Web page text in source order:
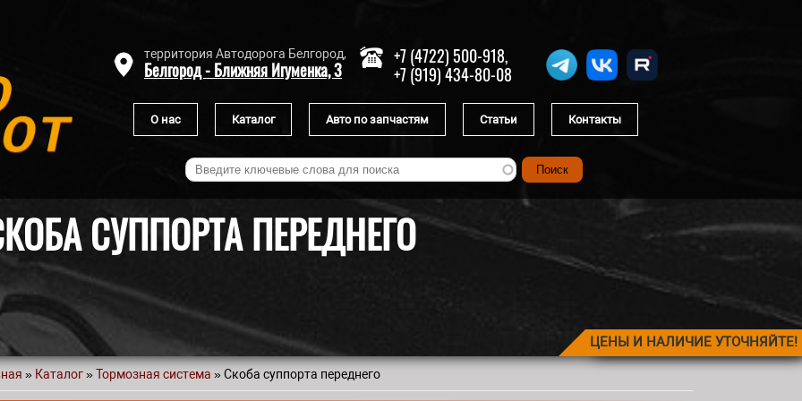
территория Автодорога Белгород,
Белгород - Ближняя Игуменка, 3
+7 (4722) 500-918,
+7 (919) 434-80-08
О нас Каталог Авто по запчастям Статьи Контакты
СУППОРТА ПЕРЕДНЕГО
ЦЕНЫ И НАЛИЧИЕ УТОЧНЯЙТЕ!
» Каталог»Тормозная система » Скоба суппорта переднего